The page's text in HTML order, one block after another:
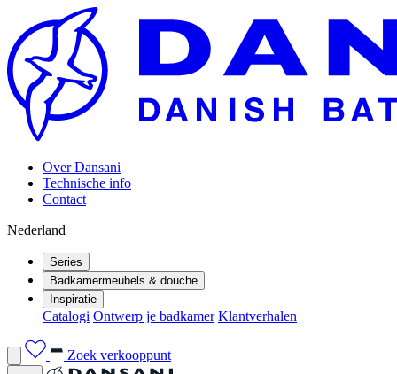
Over Dansani
Technische info
Contact
Nederland
Series
Badkamermeubels & douche
Inspiratie
Catalogi Ontwerp je badkamer Klantverhalen
Zoek verkooppunt